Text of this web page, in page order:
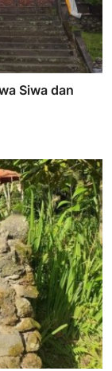
Siwa dan